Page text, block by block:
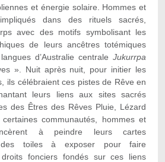
et énergie solaire. Hommes et
dans des rituels sacrés,
avec des motifs symbolisant les
de leurs ancêtres totémiques
d’Australie centraleJukurrpa
». Nuit après nuit, pour initier les
ils célébraient ces pistes de Rêve en
leurs liens aux sites sacrés
des Êtres des Rêves Pluie, Lézard
communautés, hommes et
à peindre leurs cartes
toiles à exposer pour faire
fonciers fondés sur ces liens